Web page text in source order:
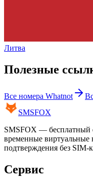
Литва
Полезные
Все номера Whatnot
SMSFOX
SMSFOX — бесплатный
временные виртуальные
подтверждения без SIM-
Сервис